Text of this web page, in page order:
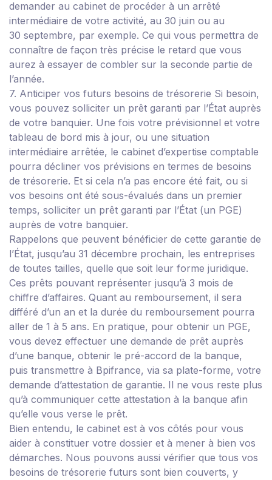
demander au cabinet de procéder à un arrêté
intermédiaire de votre activité, au 30 juin ou au
30 septembre, par exemple. Ce qui vous permettra de
connaître de façon très précise le retard que vous
aurez à essayer de combler sur la seconde partie de
l’année.
7. Anticiper vos futurs besoins de trésorerie Si besoin,
vous pouvez solliciter un prêt garanti par l’État auprès
de votre banquier. Une fois votre prévisionnel et votre
tableau de bord mis à jour, ou une situation
intermédiaire arrêtée, le cabinet d’expertise comptable
pourra décliner vos prévisions en termes de besoins
de trésorerie. Et si cela n’a pas encore été fait, ou si
vos besoins ont été sous-évalués dans un premier
temps, solliciter un prêt garanti par l’État (un PGE)
auprès de votre banquier.
Rappelons que peuvent bénéficier de cette garantie de
l’État, jusqu’au 31 décembre prochain, les entreprises
de toutes tailles, quelle que soit leur forme juridique.
Ces prêts pouvant représenter jusqu’à 3 mois de
chiffre d’affaires. Quant au remboursement, il sera
différé d’un an et la durée du remboursement pourra
aller de 1 à 5 ans. En pratique, pour obtenir un PGE,
vous devez effectuer une demande de prêt auprès
d’une banque, obtenir le pré-accord de la banque,
puis transmettre à Bpifrance, via sa plate-forme, votre
demande d’attestation de garantie. Il ne vous reste plus
qu’à communiquer cette attestation à la banque afin
qu’elle vous verse le prêt.
Bien entendu, le cabinet est à vos côtés pour vous
aider à constituer votre dossier et à mener à bien vos
démarches. Nous pouvons aussi vérifier que tous vos
besoins de trésorerie futurs sont bien couverts, y